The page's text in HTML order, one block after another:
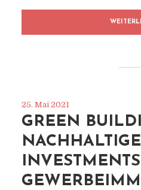
25. Mai 2021
GREEN
NACHHALTIGE